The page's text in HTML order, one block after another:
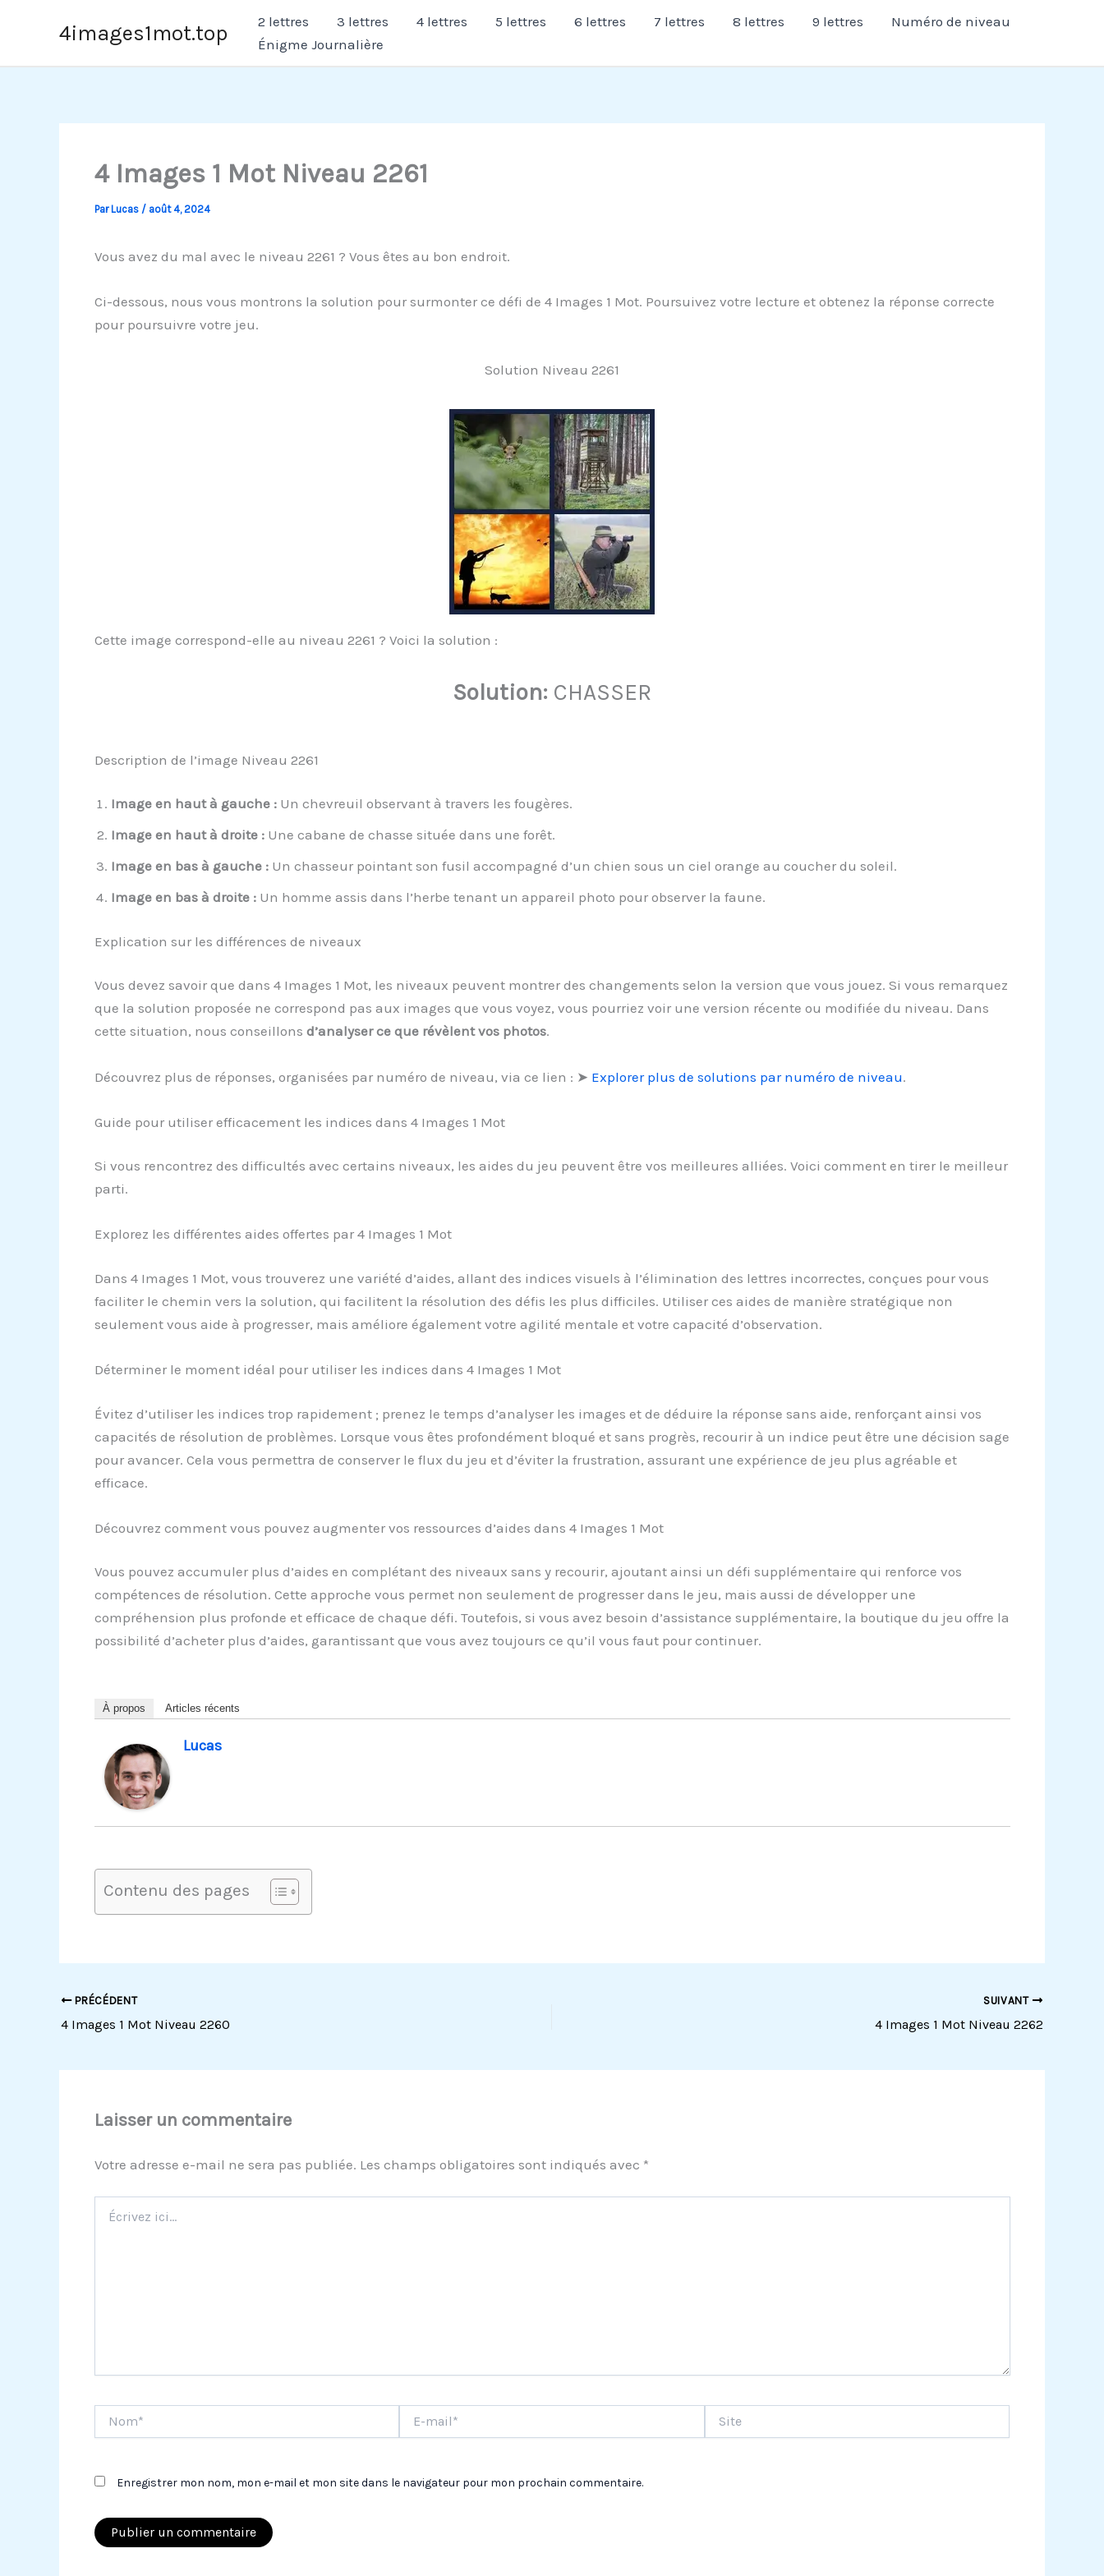
4images1mot.top 2 lettres 3 lettres 4 lettres 5 lettres 6 lettres 7 lettres 8 lettres 9 lettres
Numéro de niveau
Énigme Journalière
4 Images 1 Mot Niveau 2261
ParLucas / août 4, 2024
Vous avez du mal avec le niveau 2261 ? Vous êtes au bon endroit.
Ci-dessous, nous vous montrons la solution pour surmonter ce défi de 4 Images 1 Mot. Poursuivez votre lecture et obtenez la réponse correcte
pour poursuivre votre jeu.
Solution Niveau 2261
Cette image correspond-elle au niveau 2261 ? Voici la solution :
Solution: CHASSER
Description de l’image Niveau 2261
Image en haut à gauche :Un chevreuil observant à travers les fougères.
Image en haut à droite :Une cabane de chasse située dans une forêt.
Image en bas à gauche :Un chasseur pointant son fusil accompagné d’un chien sous un ciel orange au coucher du soleil.
Image en bas à droite :Un homme assis dans l’herbe tenant un appareil photo pour observer la faune.
Explication sur les différences de niveaux
Vous devez savoir que dans 4 Images 1 Mot, les niveaux peuvent montrer des changements selon la version que vous jouez. Si vous remarquez
que la solution proposée ne correspond pas aux images que vous voyez, vous pourriez voir une version récente ou modifiée du niveau. Dans
cette situation, nous conseillons d’analyser ce que révèlent vos photos.
Découvrez plus de réponses, organisées par numéro de niveau, via ce lien : ➤ Explorer plus de solutions par numéro de niveau.
Guide pour utiliser efficacement les indices dans 4 Images 1 Mot
Si vous rencontrez des difficultés avec certains niveaux, les aides du jeu peuvent être vos meilleures alliées. Voici comment en tirer le meilleur
parti.
Explorez les différentes aides offertes par 4 Images 1 Mot
Dans 4 Images 1 Mot, vous trouverez une variété d’aides, allant des indices visuels à l’élimination des lettres incorrectes, conçues pour vous
faciliter le chemin vers la solution, qui facilitent la résolution des défis les plus difficiles. Utiliser ces aides de manière stratégique non
seulement vous aide à progresser, mais améliore également votre agilité mentale et votre capacité d’observation.
Déterminer le moment idéal pour utiliser les indices dans 4 Images 1 Mot
Évitez d’utiliser les indices trop rapidement ; prenez le temps d’analyser les images et de déduire la réponse sans aide, renforçant ainsi vos
capacités de résolution de problèmes. Lorsque vous êtes profondément bloqué et sans progrès, recourir à un indice peut être une décision sage
pour avancer. Cela vous permettra de conserver le flux du jeu et d’éviter la frustration, assurant une expérience de jeu plus agréable et
efficace.
Découvrez comment vous pouvez augmenter vos ressources d’aides dans 4 Images 1 Mot
Vous pouvez accumuler plus d’aides en complétant des niveaux sans y recourir, ajoutant ainsi un défi supplémentaire qui renforce vos
compétences de résolution. Cette approche vous permet non seulement de progresser dans le jeu, mais aussi de développer une
compréhension plus profonde et efficace de chaque défi. Toutefois, si vous avez besoin d’assistance supplémentaire, la boutique du jeu offre la
possibilité d’acheter plus d’aides, garantissant que vous avez toujours ce qu’il vous faut pour continuer.
À propos Articles récents
Lucas
Contenu des pages
PRÉCÉDENT
4 Images 1 Mot Niveau 2260
SUIVANT
4 Images 1 Mot Niveau 2262
Laisser un commentaire
Votre adresse e-mail ne sera pas publiée. Les champs obligatoires sont indiqués avec *
ici…
mail*
Enregistrer mon nom, mon e-mail et mon site dans le navigateur pour mon prochain commentaire.